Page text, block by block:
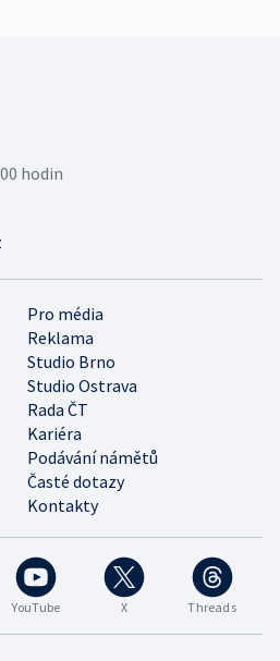
YouTube X Threads
Pro média
Reklama
Studio Brno
Studio Ostrava
Rada ČT
Kariéra
Podávání námětů
Časté dotazy
Kontakty
hodin